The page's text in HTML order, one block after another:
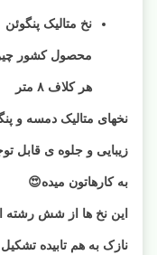
نخ متالیک پنگوئن
محصول کشور
هر کلاف ۸ متر
نخهای متالیک دمسه و
زیبایی و جلوه ی قابل
به کارهاتون میده😍
این نخ ها از شش رشته
نازک به هم تابیده